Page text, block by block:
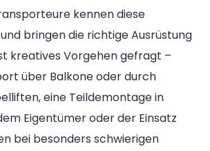
kennen diese
bringen die richtige Ausrüstung
kreatives Vorgehen gefragt –
über Balkone oder durch
eine Teildemontage in
Eigentümer oder der Einsatz
bei besonders schwierigen